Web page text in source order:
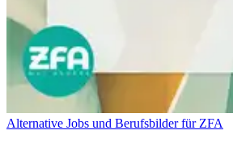
Alternative Jobs und Berufsbilder für ZFA